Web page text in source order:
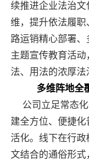
续推进企业法治
维，提升依法履
路运销精心部署、
主题宣传教育活
法、用法的浓厚法
多维阵地全
公司立足常态化
建全方位、便捷
活化。线下在行
文结合的通俗形